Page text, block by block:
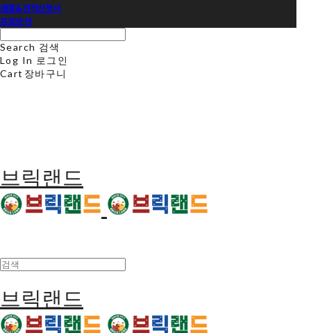
샘플&견적신청서
프로모션
Search 검색
Log In 로그인
Cart 장바구니
브릭랜드
브릭랜드